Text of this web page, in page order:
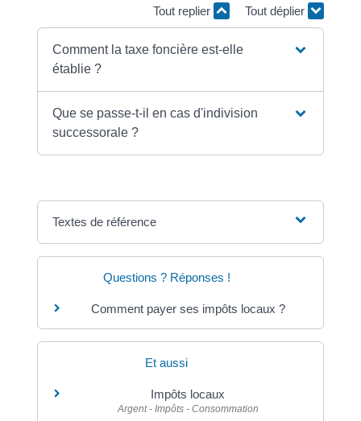
Tout replier
Tout déplier
Comment la taxe foncière est-elle
établie ?
Que se passe-t-il en cas d'indivision
successorale ?
Textes de référence
Questions ? Réponses !
Comment payer ses impôts locaux ?
Et aussi
Impôts locaux
Argent - Impôts - Consommation